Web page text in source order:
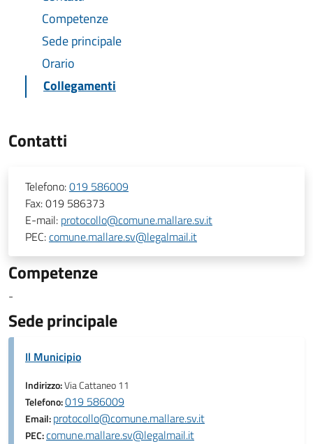
Competenze
Sede principale
Orario
Collegamenti
Contatti
Telefono:019 586009
Fax:019 586373
E-mail: protocollo@comune.mallare.sv.it
PEC:comune.mallare.sv@legalmail.it
Competenze
-
Sede principale
Il Municipio
Indirizzo:Via Cattaneo 11
Telefono:019 586009
Email:protocollo@comune.mallare.sv.it
PEC:comune.mallare.sv@legalmail.it